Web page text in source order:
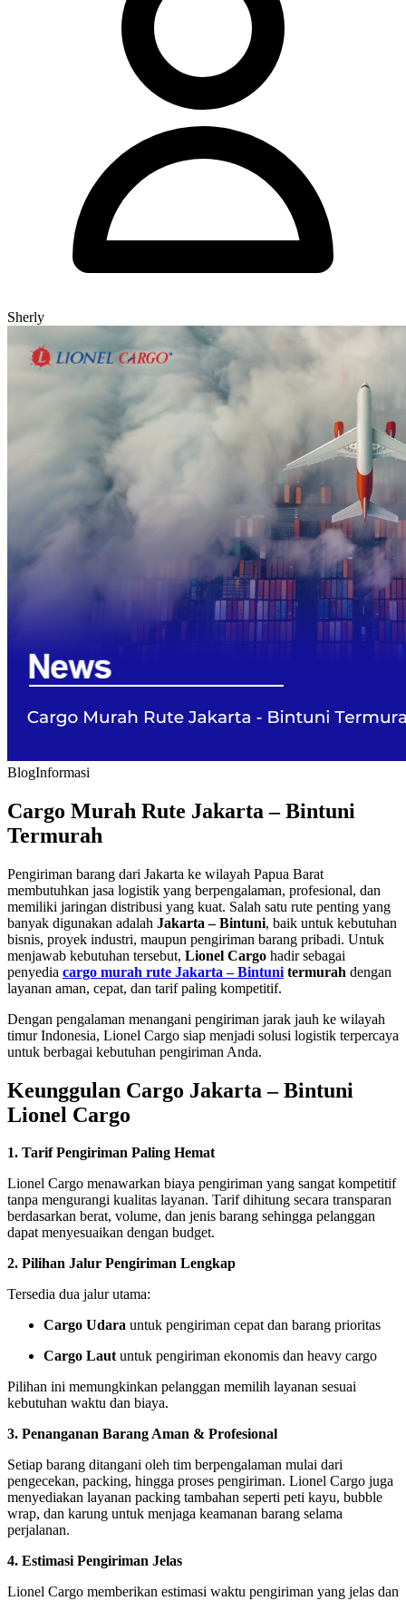
Sherly
BlogInformasi
Cargo Murah Rute Jakarta – Bintuni
Termurah
Pengiriman barang dari Jakarta ke wilayah Papua Barat
membutuhkan jasa logistik yang berpengalaman, profesional, dan
memiliki jaringan distribusi yang kuat. Salah satu rute penting yang
banyak digunakan adalah Jakarta – Bintuni, baik untuk kebutuhan
bisnis, proyek industri, maupun pengiriman barang pribadi. Untuk
menjawab kebutuhan tersebut, Lionel Cargo hadir sebagai
penyedia cargo murah rute Jakarta – Bintuni termurah dengan
layanan aman, cepat, dan tarif paling kompetitif.
Dengan pengalaman menangani pengiriman jarak jauh ke wilayah
timur Indonesia, Lionel Cargo siap menjadi solusi logistik terpercaya
untuk berbagai kebutuhan pengiriman Anda.
Keunggulan Cargo Jakarta – Bintuni
Lionel Cargo
1. Tarif Pengiriman Paling Hemat
Lionel Cargo menawarkan biaya pengiriman yang sangat kompetitif
tanpa mengurangi kualitas layanan. Tarif dihitung secara transparan
berdasarkan berat, volume, dan jenis barang sehingga pelanggan
dapat menyesuaikan dengan budget.
2. Pilihan Jalur Pengiriman Lengkap
Tersedia dua jalur utama:
Cargo Udara untuk pengiriman cepat dan barang prioritas
Cargo Lautuntuk pengiriman ekonomis dan heavy cargo
Pilihan ini memungkinkan pelanggan memilih layanan sesuai
kebutuhan waktu dan biaya.
3. Penanganan Barang Aman & Profesional
Setiap barang ditangani oleh tim berpengalaman mulai dari
pengecekan, packing, hingga proses pengiriman. Lionel Cargo juga
menyediakan layanan packing tambahan seperti peti kayu, bubble
wrap, dan karung untuk menjaga keamanan barang selama
perjalanan.
4. Estimasi Pengiriman Jelas
Lionel Cargo memberikan estimasi waktu pengiriman yang jelas dan